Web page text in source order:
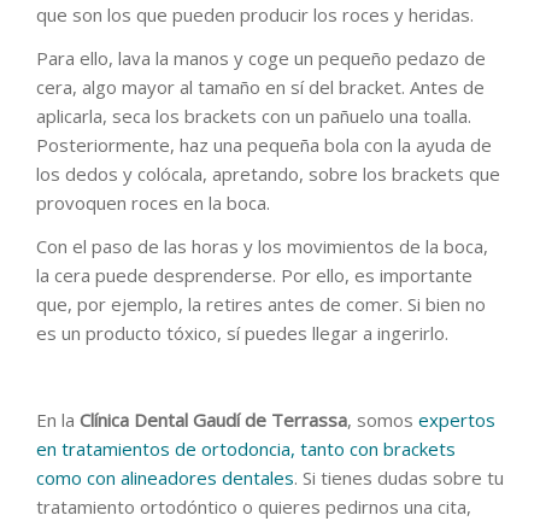
que son los que pueden producir los roces y heridas.
Para ello, lava la manos y coge un pequeño pedazo de
cera, algo mayor al tamaño en sí del bracket. Antes de
aplicarla, seca los brackets con un pañuelo una toalla.
Posteriormente, haz una pequeña bola con la ayuda de
los dedos y colócala, apretando, sobre los brackets que
provoquen roces en la boca.
Con el paso de las horas y los movimientos de la boca,
la cera puede desprenderse. Por ello, es importante
que, por ejemplo, la retires antes de comer. Si bien no
es un producto tóxico, sí puedes llegar a ingerirlo.
En la Clínica Dental Gaudí de Terrassa, somos expertos
en tratamientos de ortodoncia, tanto con brackets
como con alineadores dentales. Si tienes dudas sobre tu
tratamiento ortodóntico o quieres pedirnos una cita,